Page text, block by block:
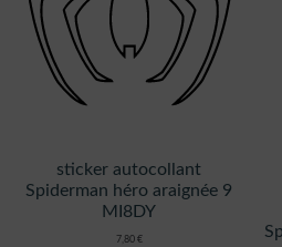
sticker autocollant
Spiderman héro araignée 9
MI8DY
7,80 €